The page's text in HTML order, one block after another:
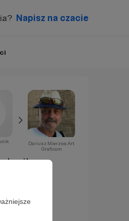
Napisz na czacie
Dariusz Mierzwa Art
Graficom